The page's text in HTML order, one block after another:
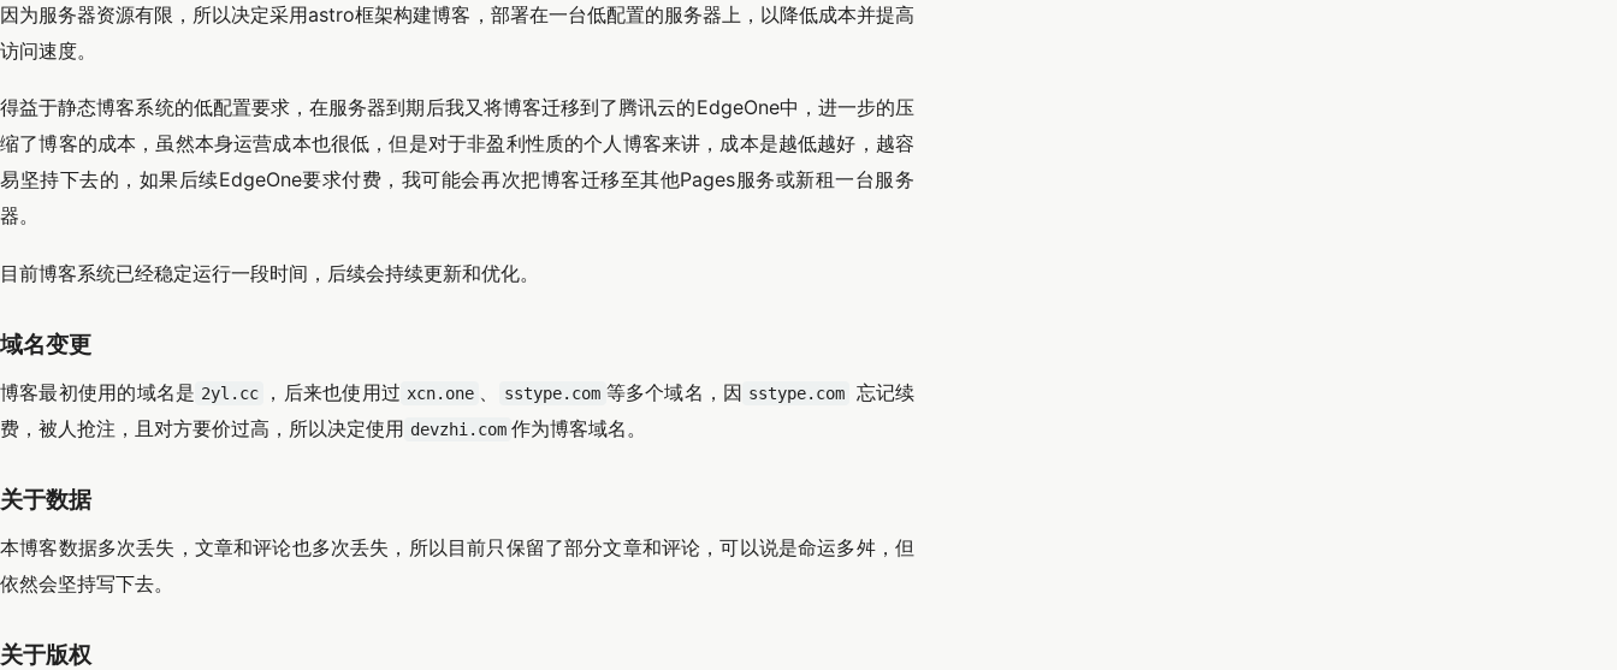
因为服务器资源有限，所以决定采用astro框架构建博客，部署在一台低配置的服务器上，以降低成本并提高
访问速度。
得益于静态博客系统的低配置要求，在服务器到期后我又将博客迁移到了腾讯云的EdgeOne中，进一步的压
缩了博客的成本，虽然本身运营成本也很低，但是对于非盈利性质的个人博客来讲，成本是越低越好，越容
易坚持下去的，如果后续EdgeOne要求付费，我可能会再次把博客迁移至其他Pages服务或新租一台服务
器。
目前博客系统已经稳定运行一段时间，后续会持续更新和优化。
域名变更
博客最初使用的域名是 2yl.cc ，后来也使用过 xcn.one sstype.com 等多个域名，因 sstype.com
忘记续
费，被人抢注，且对方要价过高，所以决定使用 devzhi.com 作为博客域名。
关于数据
本博客数据多次丢失，文章和评论也多次丢失，所以目前只保留了部分文章和评论，可以说是命运多舛，但
依然会坚持写下去。
关于版权